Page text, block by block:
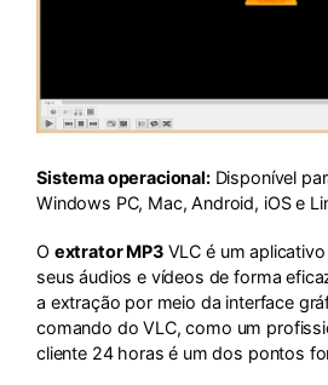
Sistema operacional: Disponível
Windows PC, Mac, Android, iOS e
O extrator MP3 VLC é um
seus áudios e vídeos de forma
a extração por meio da interface
comando do VLC, como um
cliente 24 horas é um dos pontos